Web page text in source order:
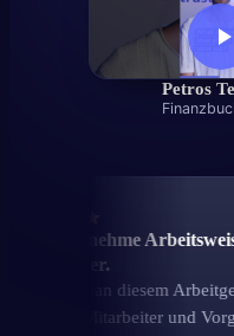
Petros
angenehme Arbeitsweise
an diesem Arbeitgeber
Mitarbeiter und